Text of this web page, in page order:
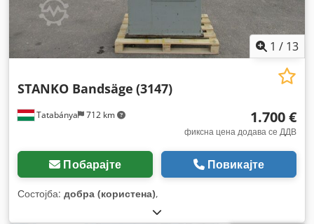
1 / 13
Tatabánya 712 km
STANKO Bandsäge (3147)
1.700 €
фиксна цена додава се ДДВ
Побарајте Повикајте
Состојба: добра (користена),